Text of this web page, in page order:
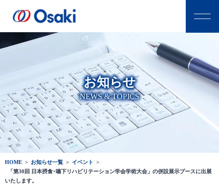
お知らせ
NEWS & TOPICS
HOME > お知らせ一覧 > イベント
>
「第30回 日本摂食･嚥下リハビリテーション学会学術大会」の併設展示ブースに出展
いたします。